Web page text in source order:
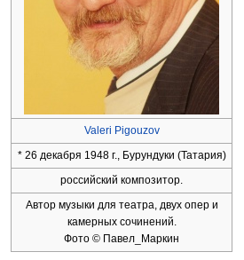
Valeri Pigouzov
* 26 декабря 1948 г., Бурундуки (Татария)
российский композитор.
Автор музыки для театра, двух опер и
камерных сочинений.
Фото © Павел_Маркин